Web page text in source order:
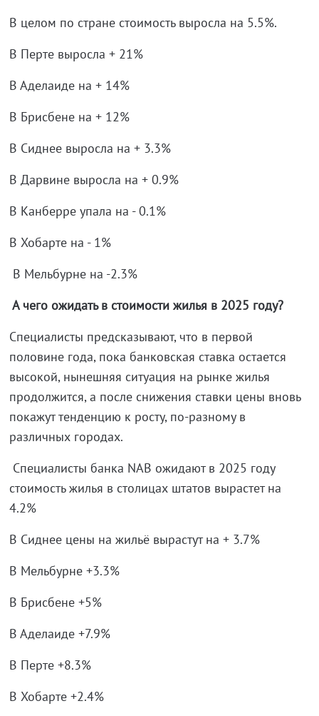
В целом по стране стоимость выросла на 5.5%.
В Перте выросла + 21%
В Аделаиде на + 14%
В Брисбене на + 12%
В Сиднее выросла на + 3.3%
В Дарвине выросла на + 0.9%
В Канберре упала на - 0.1%
В Хобарте на - 1%
В Мельбурне на -2.3%
А чего ожидать в стоимости жилья в 2025 году?
Специалисты предсказывают, что в первой
половине года, пока банковская ставка остается
высокой, нынешняя ситуация на рынке жилья
продолжится, а после снижения ставки цены вновь
покажут тенденцию к росту, по-разному в
различных городах.
Специалисты банка NAB ожидают в 2025 году
стоимость жилья в столицах штатов вырастет на
4.2%
В Сиднее цены на жильё вырастут на + 3.7%
В Мельбурне +3.3%
В Брисбене +5%
В Аделаиде +7.9%
В Перте +8.3%
В Хобарте +2.4%